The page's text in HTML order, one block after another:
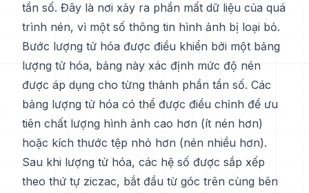
tần số. Đây là nơi xảy ra phần mất dữ liệu của quá
trình nén, vì một số thông tin hình ảnh bị loại bỏ.
Bước lượng tử hóa được điều khiển bởi một bảng
lượng tử hóa, bảng này xác định mức độ nén
được áp dụng cho từng thành phần tần số. Các
bảng lượng tử hóa có thể được điều chỉnh để ưu
tiên chất lượng hình ảnh cao hơn (ít nén hơn)
hoặc kích thước tệp nhỏ hơn (nén nhiều hơn).
Sau khi lượng tử hóa, các hệ số được sắp xếp
theo thứ tự ziczac, bắt đầu từ góc trên cùng bên